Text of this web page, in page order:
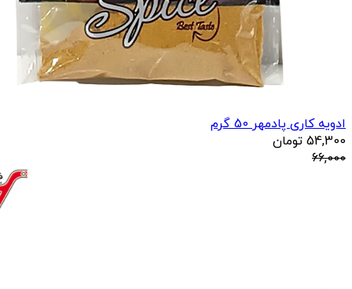
ادویه کاری پادمهر 50 گرم
54,300 تومان
66,000